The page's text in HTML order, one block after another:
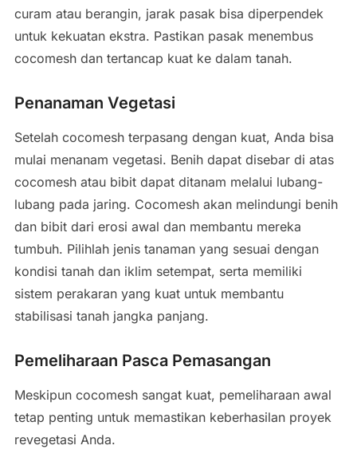
curam atau berangin, jarak pasak bisa diperpendek
untuk kekuatan ekstra. Pastikan pasak menembus
cocomesh dan tertancap kuat ke dalam tanah.
Penanaman Vegetasi
Setelah cocomesh terpasang dengan kuat, Anda bisa
mulai menanam vegetasi. Benih dapat disebar di atas
cocomesh atau bibit dapat ditanam melalui lubang-
lubang pada jaring. Cocomesh akan melindungi benih
dan bibit dari erosi awal dan membantu mereka
tumbuh. Pilihlah jenis tanaman yang sesuai dengan
kondisi tanah dan iklim setempat, serta memiliki
sistem perakaran yang kuat untuk membantu
stabilisasi tanah jangka panjang.
Pemeliharaan Pasca Pemasangan
Meskipun cocomesh sangat kuat, pemeliharaan awal
tetap penting untuk memastikan keberhasilan proyek
revegetasi Anda.